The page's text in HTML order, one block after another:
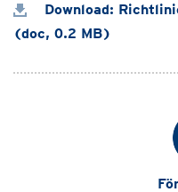
Download:
(doc, 0.2 MB)